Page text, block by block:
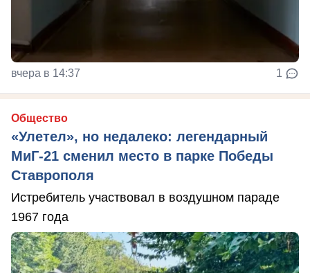
вчера в 14:37 1
Общество
«Улетел», но недалеко: легендарный
МиГ-21 сменил место в парке Победы
Ставрополя
Истребитель участвовал в воздушном параде
1967 года